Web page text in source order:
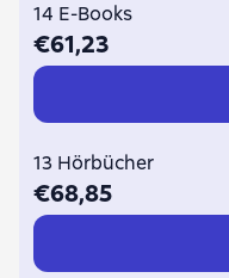
14 E-Books
€61,23
13 Hörbücher
€68,85